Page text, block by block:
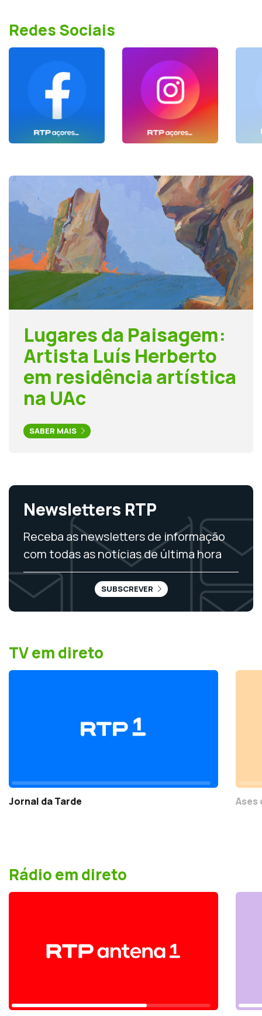
Redes Sociais
Lugares da Paisagem:
Artista Luís Herberto
em residência artística
na UAc
SABER MAIS
Newsletters RTP
Receba as newsletters de informação
com todas as notícias de última hora
SUBSCREVER
TV em direto
Jornal da Tarde Ases
Rádio em direto